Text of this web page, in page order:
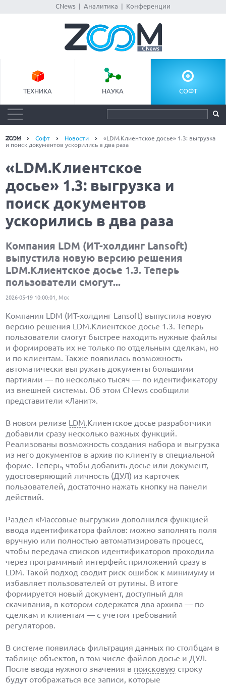
CNews Аналитика Конференции
ТЕХНИКА НАУКА СОФТ
Софт Новости
«LDM.Клиентское досье» 1.3: выгрузка
и поиск документов ускорились в два раза
«LDM.Клиентское
досье» 1.3: выгрузка и
поиск документов
ускорились в два раза
Компания LDM (ИТ-холдинг Lansoft)
выпустила новую версию решения
LDM.Клиентское досье 1.3. Теперь
пользователи смогут...
2026-05-19 10:00:01, Мск
Компания LDM (ИТ-холдинг Lansoft) выпустила новую
версию решения LDM.Клиентское досье 1.3. Теперь
пользователи смогут быстрее находить нужные файлы
и формировать их не только по отдельным сделкам, но
и по клиентам. Также появилась возможность
автоматически выгружать документы большими
партиями — по несколько тысяч — по идентификатору
из внешней системы. Об этом CNews сообщили
представители «Ланит».
В новом релизе LDM.Клиентское досье разработчики
добавили сразу несколько важных функций.
Реализованы возможность создания набора и выгрузка
из него документов в архив по клиенту в специальной
форме. Теперь, чтобы добавить досье или документ,
удостоверяющий личность (ДУЛ) из карточек
пользователей, достаточно нажать кнопку на панели
действий.
Раздел «Массовые выгрузки» дополнился функцией
ввода идентификатора файлов: можно заполнять поля
вручную или полностью автоматизировать процесс,
чтобы передача списков идентификаторов проходила
через программный интерфейс приложений сразу в
LDM. Такой подход сводит риск ошибок к минимуму и
избавляет пользователей от рутины. В итоге
формируется новый документ, доступный для
скачивания, в котором содержатся два архива — по
сделкам и клиентам — с учетом требований
регуляторов.
В системе появилась фильтрация данных по столбцам в
таблице объектов, в том числе файлов досье и ДУЛ.
После ввода нужного значения в поисковую строку
будут отображаться все записи, которые